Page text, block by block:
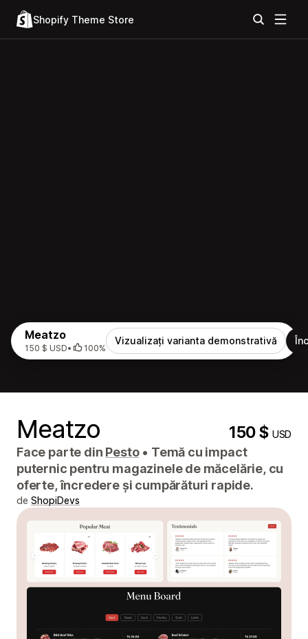
Shopify Theme Store
Meatzo
150 $ USD• 100%
Vizualizați varianta demonstrativă
Meatzo 150 $USD
Face parte din Pesto • Temă cu impact
puternic pentru magazinele de măcelărie, cu
oferte, încredere și cumpărături rapide.
de ShopiDevs